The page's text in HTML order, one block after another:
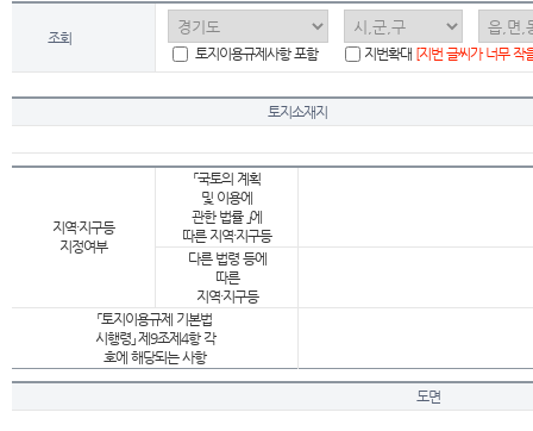
조회
토지이용규제사항 포함
지번확대 [지번 글씨가 너무 작
토지소재지
지역·지구등
지정여부
「국토의 계획
및 이용에
관한 법률 」에
따른 지역·지구등
다른 법령 등에
따른
지역·지구등
「토지이용규제 기본법
시행령」 제9조제4항 각
호에 해당되는 사항
도면